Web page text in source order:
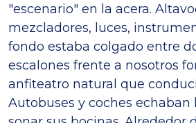
"escenario" en la acera.
mezcladores, luces,
fondo estaba colgado entre
escalones frente a nosotros
anfiteatro natural que
Autobuses y coches echaban